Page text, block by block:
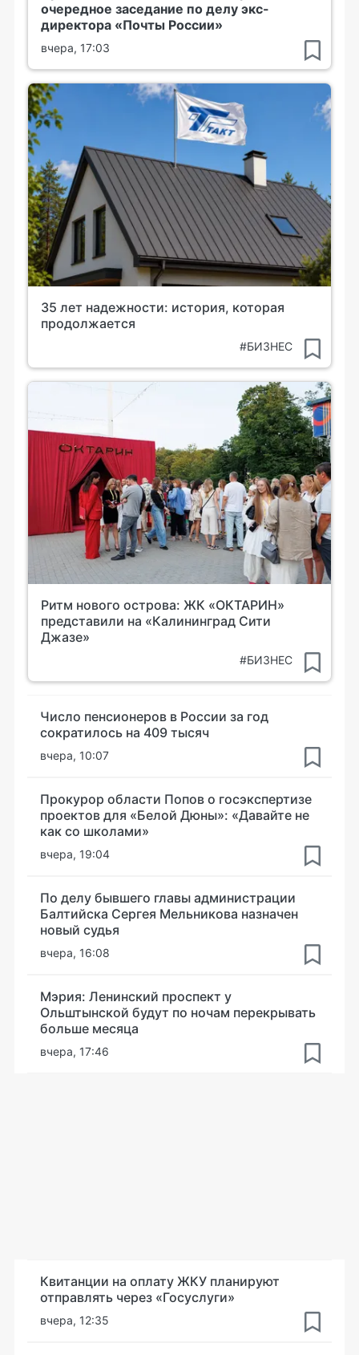
очередное заседание по делу экс-
директора «Почты России»
вчера, 17:03
35 лет надежности: история, которая
продолжается
#БИЗНЕС
Ритм нового острова: ЖК «ОКТАРИН»
представили на «Калининград Сити
Джазе»
#БИЗНЕС
Число пенсионеров в России за год
сократилось на 409 тысяч
вчера, 10:07
Прокурор области Попов о госэкспертизе
проектов для «Белой Дюны»: «Давайте не
как со школами»
вчера, 19:04
По делу бывшего главы администрации
Балтийска Сергея Мельникова назначен
новый судья
вчера, 16:08
Мэрия: Ленинский проспект у
Ольштынской будут по ночам перекрывать
больше месяца
вчера, 17:46
Квитанции на оплату ЖКУ планируют
отправлять через «Госуслуги»
вчера, 12:35